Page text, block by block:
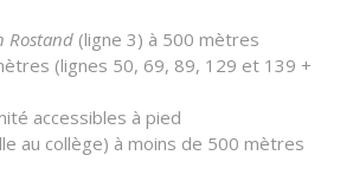
Rostand (ligne 3) à 500 mètres
(lignes 50, 69, 89, 129 et 139 +
accessibles à pied
au collège) à moins de 500 mètres